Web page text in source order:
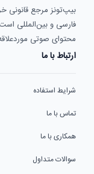
بیپ‌تونز مرجع
فارسی و بین‌المللی
محتوای صوتی
ارتباط با ما
شرایط استفاده
تماس با ما
همکاری با ما
سوالات متداول